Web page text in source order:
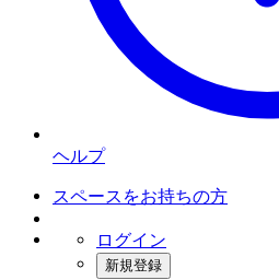
ヘルプ
スペースをお持ちの方
ログイン
新規登録